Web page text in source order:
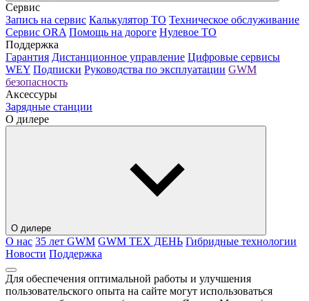
Сервис
Запись на сервис Калькулятор ТО Техническое обслуживание
Сервис ORA Помощь на дороге Нулевое ТО
Поддержка
Гарантия Дистанционное управление Цифровые сервисы
WEY Подписки Руководства по эксплуатации GWM
безопасность
Аксессуры
Зарядные станции
О дилере
О дилере
О нас 35 лет GWM GWM ТЕХ ДЕНЬ Гибридные технологии
Новости Поддержка
Для обеспечения оптимальной работы и улучшения
пользовательского опыта на сайте могут использоваться